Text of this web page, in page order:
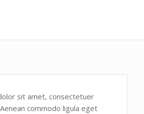
sit amet, consectetuer
commodo ligula eget